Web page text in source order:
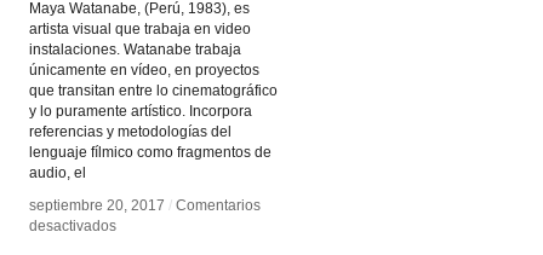
Maya Watanabe, (Perú, 1983), es
artista visual que trabaja en video
instalaciones. Watanabe trabaja
únicamente en vídeo, en proyectos
que transitan entre lo cinematográfico
y lo puramente artístico. Incorpora
referencias y metodologías del
lenguaje fílmico como fragmentos de
audio, el
septiembre 20, 2017 / Comentarios
desactivadosen
septiembre 20, 2017 / Comentarios
desactivadosen